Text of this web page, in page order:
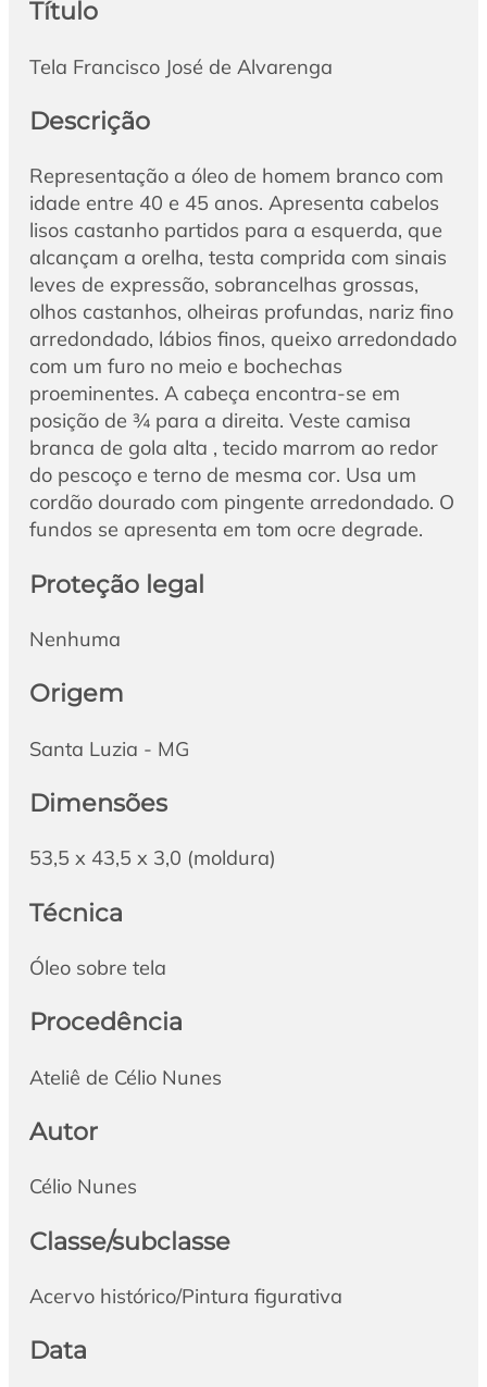
Título
Tela Francisco José de Alvarenga
Descrição
Representação a óleo de homem branco com
idade entre 40 e 45 anos. Apresenta cabelos
lisos castanho partidos para a esquerda, que
alcançam a orelha, testa comprida com sinais
leves de expressão, sobrancelhas grossas,
olhos castanhos, olheiras profundas, nariz fino
arredondado, lábios finos, queixo arredondado
com um furo no meio e bochechas
proeminentes. A cabeça encontra-se em
posição de ¾ para a direita. Veste camisa
branca de gola alta , tecido marrom ao redor
do pescoço e terno de mesma cor. Usa um
cordão dourado com pingente arredondado. O
fundos se apresenta em tom ocre degrade.
Proteção legal
Nenhuma
Origem
Santa Luzia - MG
Dimensões
53,5 x 43,5 x 3,0 (moldura)
Técnica
Óleo sobre tela
Procedência
Ateliê de Célio Nunes
Autor
Célio Nunes
Classe/subclasse
Acervo histórico/Pintura figurativa
Data